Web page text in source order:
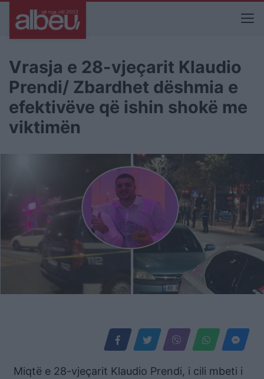
Vrasja e 28-vjeçarit Klaudio
Prendi/ Zbardhet dëshmia e
efektivëve që ishin shokë me
viktimën
Miqtë e 28-vjeçarit Klaudio Prendi, i cili mbeti i